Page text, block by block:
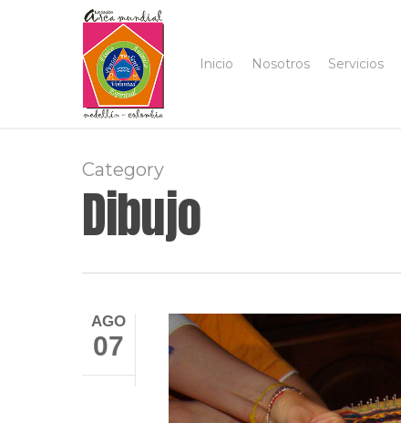
Inicio Nosotros Servicios
Category
Dibujo
AGO
07